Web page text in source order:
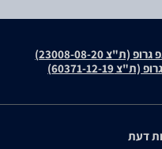
23008-08-20)
12-19)
דעת